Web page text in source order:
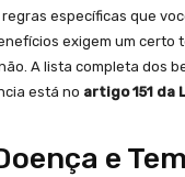
específicas que
exigem um certo
A lista completa dos
está no artigo 151 da
e